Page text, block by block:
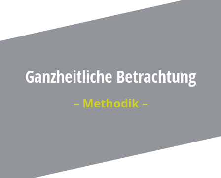
Ganzheitliche Betrachtung
– Methodik –